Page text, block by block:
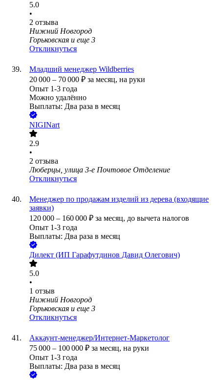
5.0
•
2 отзыва
Нижний Новгород
Горьковская и еще 3
Откликнуться
Младший менеджер Wildberries
20 000 – 70 000 ₽ за месяц, на руки
Опыт 1-3 года
Можно удалённо
Выплаты: Два раза в месяц
NIGINart
2.9
•
2 отзыва
Люберцы, улица 3-е Почтовое Отделение
Откликнуться
Менеджер по продажам изделий из дерева (входящие
заявки)
120 000 – 160 000 ₽ за месяц, до вычета налогов
Опыт 1-3 года
Выплаты: Два раза в месяц
Дилект (ИП Гарафутдинов Давид Олегович)
5.0
•
1 отзыв
Нижний Новгород
Горьковская и еще 3
Откликнуться
Аккаунт-менеджер/Интернет-Маркетолог
75 000 – 100 000 ₽ за месяц, на руки
Опыт 1-3 года
Выплаты: Два раза в месяц